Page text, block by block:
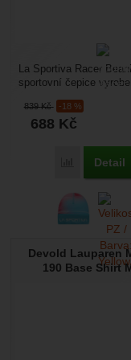
839Kč -18 %
688 Kč
Přidat 'La
Detail
La Sportiva Racer
sportovní čepice
prodyšného materiálu.
rychleschnoucí prodyšná
Devold Lauparen
190 Base Shirt